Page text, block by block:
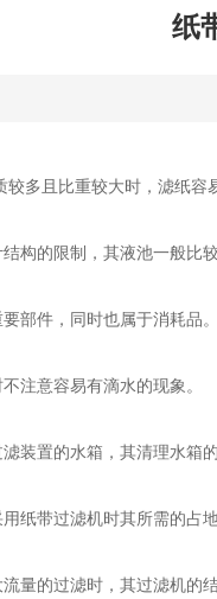
纸
较多且比重较大时，滤纸容
构的限制，其液池一般
部件，同时也属于消耗品
注意容易有滴水的现象。
装置的水箱，其清理水箱
纸带过滤机时其所需的占
量的过滤时，其过滤机的